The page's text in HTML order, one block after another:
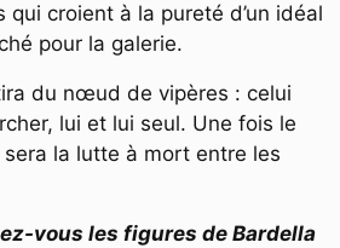
croient à la pureté d’un idéal
pour la galerie.
du nœud de vipères : celui
lui et lui seul. Une fois le
la lutte à mort entre les
vous les figures de Bardella